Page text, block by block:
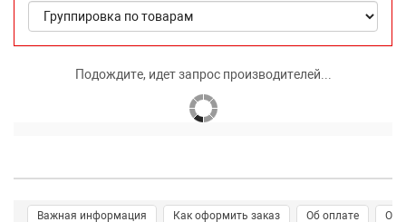
Подождите, идет запрос производителей...
Важная информация Как оформить заказ Об оплате О